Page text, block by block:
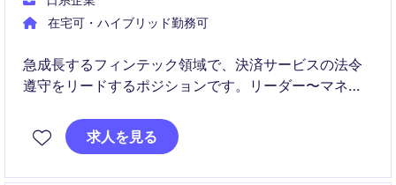
在宅可・ハイブリッド勤務可
急成長するフィンテック領域で、決済サービスの法令
遵守をリードするポジションです。リーダー〜マネー
インパクトのあるサービスの安全性と信頼性を支えて
いただきます。
求人を見る